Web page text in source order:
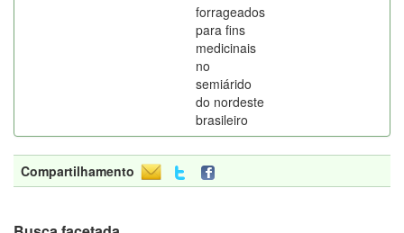
forrageados
para fins
medicinais
no
semiárido
do nordeste
brasileiro
Compartilhamento